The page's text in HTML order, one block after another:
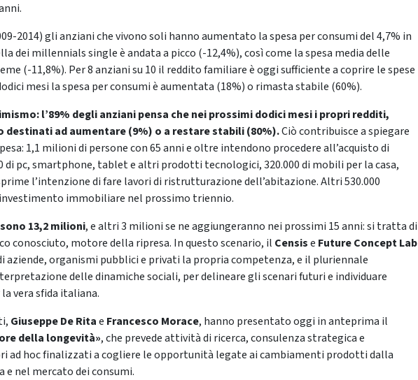
2014) gli anziani che vivono soli hanno aumentato la spesa per consumi del 4,7% in
dei millennials single è andata a picco (-12,4%), così come la spesa media delle
(-11,8%). Per 8 anziani su 10 il reddito familiare è oggi sufficiente a coprire le spese
mesi la spesa per consumi è aumentata (18%) o rimasta stabile (60%).
l’89% degli anziani pensa che nei prossimi dodici mesi i propri redditi,
destinati ad aumentare (9%) o a restare stabili (80%).Ciò contribuisce a spiegare
1,1 milioni di persone con 65 anni e oltre intendono procedere all’acquisto di
di pc, smartphone, tablet e altri prodotti tecnologici, 320.000 di mobili per la casa,
l’intenzione di fare lavori di ristrutturazione dell’abitazione. Altri 530.000
immobiliare nel prossimo triennio.
13,2 milioni, e altri 3 milioni se ne aggiungeranno nei prossimi 15 anni: si tratta di
conosciuto, motore della ripresa. In questo scenario, il Censise Future Concept Lab
aziende, organismi pubblici e privati la propria competenza, e il pluriennale
delle dinamiche sociali, per delineare gli scenari futuri e individuare
vera sfida italiana.
Giuseppe De Ritae Francesco Morace, hanno presentato oggi in anteprima il
della longevità», che prevede attività di ricerca, consulenza strategica e
ad hoc finalizzati a cogliere le opportunità legate ai cambiamenti prodotti dalla
nel mercato dei consumi.